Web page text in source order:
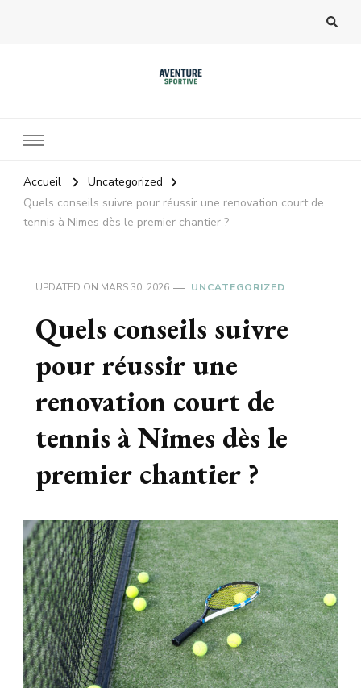
Accueil
Uncategorized
Quels conseils suivre pour réussir une renovation court de
tennis à Nimes dès le premier chantier ?
UPDATED ON MARS 30, 2026 UNCATEGORIZED
Quels conseils suivre
pour réussir une
renovation court de
tennis à Nimes dès le
premier chantier ?